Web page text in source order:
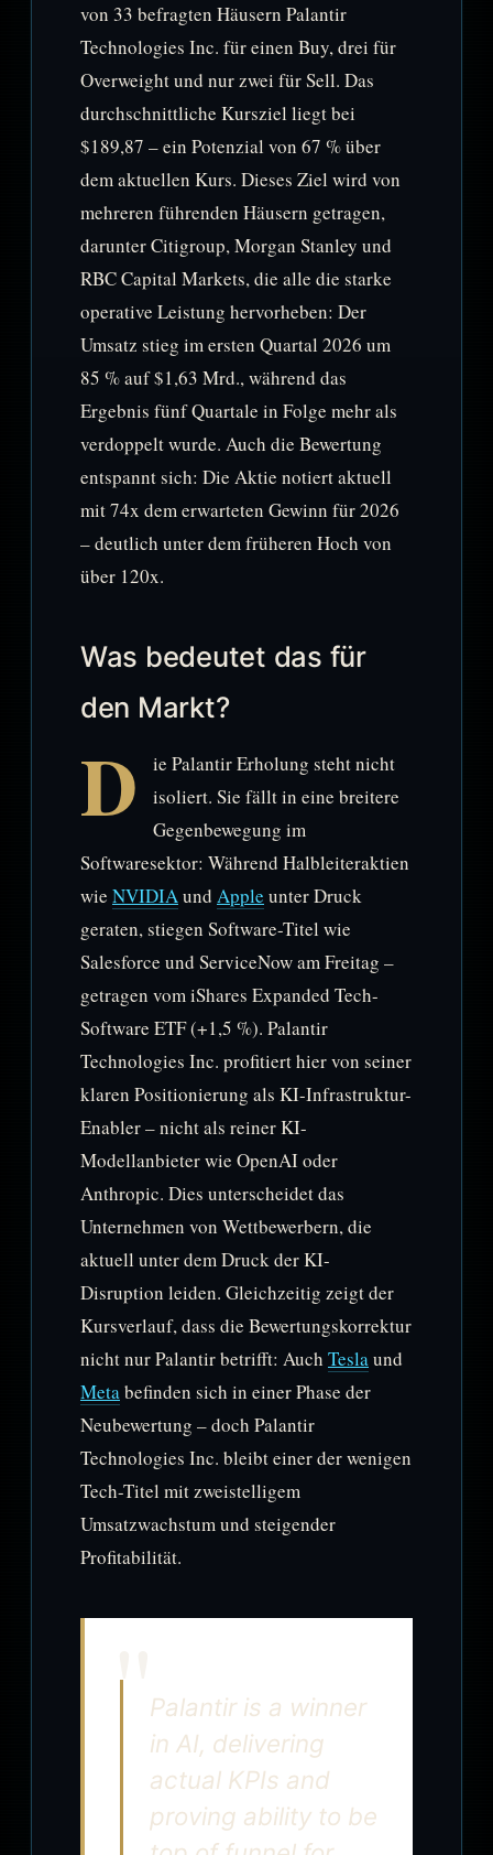
von 33 befragten Häusern Palantir
Technologies Inc. für einen Buy, drei für
Overweight und nur zwei für Sell. Das
durchschnittliche Kursziel liegt bei
$189,87 – ein Potenzial von 67 % über
dem aktuellen Kurs. Dieses Ziel wird von
mehreren führenden Häusern getragen,
darunter Citigroup, Morgan Stanley und
RBC Capital Markets, die alle die starke
operative Leistung hervorheben: Der
Umsatz stieg im ersten Quartal 2026 um
85 % auf $1,63 Mrd., während das
Ergebnis fünf Quartale in Folge mehr als
verdoppelt wurde. Auch die Bewertung
entspannt sich: Die Aktie notiert aktuell
mit 74x dem erwarteten Gewinn für 2026
– deutlich unter dem früheren Hoch von
über 120x.
Was bedeutet das für
den Markt?
D
ie Palantir Erholung steht nicht
isoliert. Sie fällt in eine breitere
Gegenbewegung im
Softwaresektor: Während Halbleiteraktien
wie NVIDIAund Apple unter Druck
geraten, stiegen Software-Titel wie
Salesforce und ServiceNow am Freitag –
getragen vom iShares Expanded Tech-
Software ETF (+1,5 %). Palantir
Technologies Inc. profitiert hier von seiner
klaren Positionierung als KI-Infrastruktur-
Enabler – nicht als reiner KI-
Modellanbieter wie OpenAI oder
Anthropic. Dies unterscheidet das
Unternehmen von Wettbewerbern, die
aktuell unter dem Druck der KI-
Disruption leiden. Gleichzeitig zeigt der
Kursverlauf, dass die Bewertungskorrektur
nicht nur Palantir betrifft: Auch Teslaund
Metabefinden sich in einer Phase der
Neubewertung – doch Palantir
Technologies Inc. bleibt einer der wenigen
Tech-Titel mit zweistelligem
Umsatzwachstum und steigender
Profitabilität.
Palantir is a winner
in AI, delivering
actual KPIs and
proving ability to be